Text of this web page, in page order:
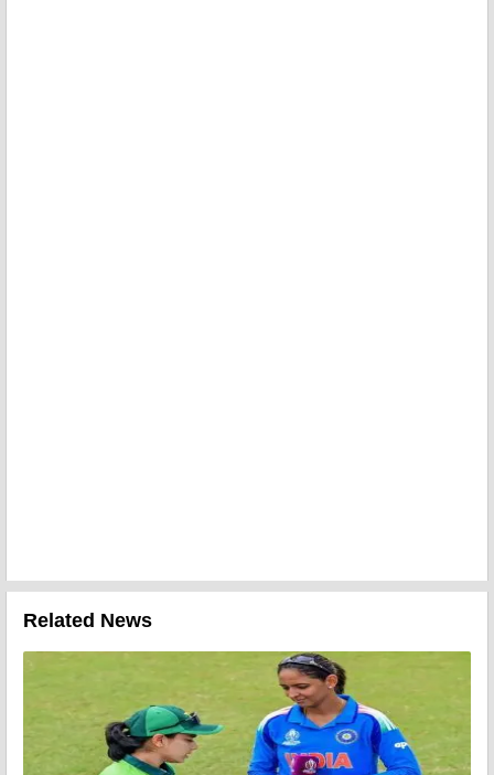
Related News